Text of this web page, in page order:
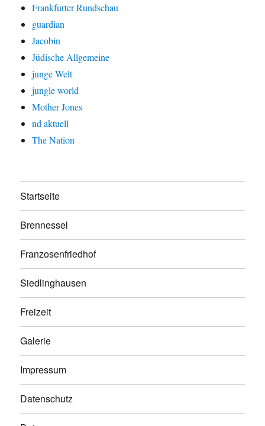
Frankfurter Rundschau
guardian
Jacobin
Jüdische Allgemeine
junge Welt
jungle world
Mother Jones
nd aktuell
The Nation
Startseite
Brennessel
Franzosenfriedhof
Siedlinghausen
Freizeit
Galerie
Impressum
Datenschutz